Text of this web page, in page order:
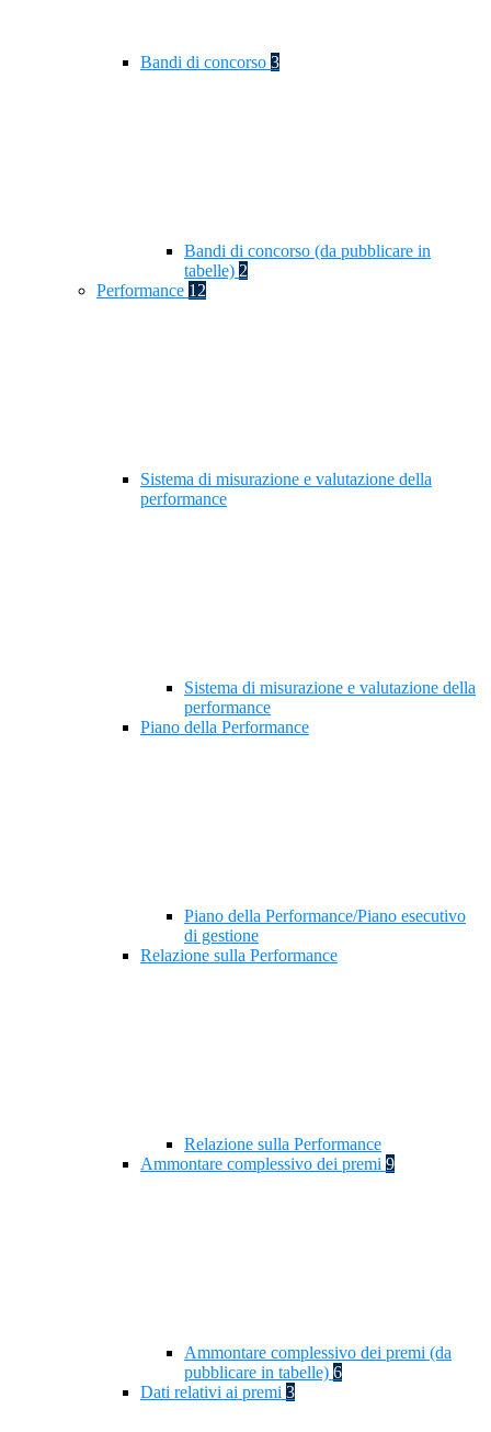
Bandi di concorso 3
Bandi di concorso (da pubblicare in
tabelle) 2
Performance 12
Sistema di misurazione e valutazione della
performance
Sistema di misurazione e valutazione della
performance
Piano della Performance
Piano della Performance/Piano esecutivo
di gestione
Relazione sulla Performance
Relazione sulla Performance
Ammontare complessivo dei premi 9
Ammontare complessivo dei premi (da
pubblicare in tabelle) 6
Dati relativi ai premi 3